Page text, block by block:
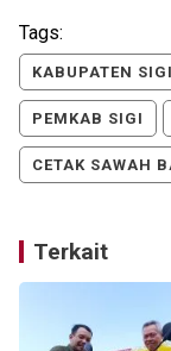
Tags:
KABUPATEN SIGI
PEMKAB SIGI
CETAK SAWAH
Terkait